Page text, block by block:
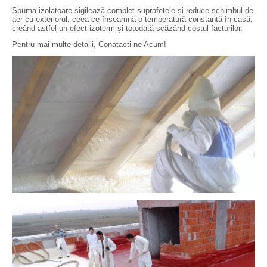
Spuma izolatoare sigilează complet suprafețele și reduce schimbul de
aer cu exteriorul, ceea ce înseamnă o temperatură constantă în casă,
creând astfel un efect izoterm și totodată scăzând costul facturilor.
Pentru mai multe detalii, Conatacti-ne Acum!